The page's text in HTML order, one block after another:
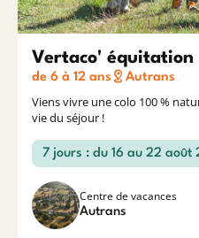
Vertaco' équitation
de 6 à 12 ans Autrans
Viens vivre une colo 100 %
vie du séjour !
7 jours : du 16 au 22 août
Centre de vacances
Autrans